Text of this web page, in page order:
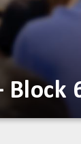
Block